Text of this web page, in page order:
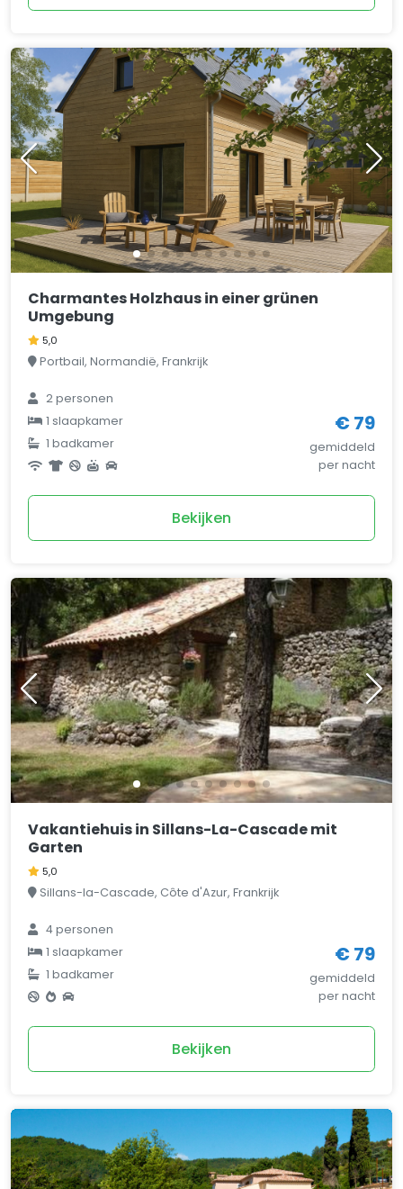
Charmantes Holzhaus in einer grünen
Umgebung
5,0
Portbail, Normandië, Frankrijk
2 personen
1 slaapkamer
1 badkamer
€ 79
gemiddeld
per nacht
Bekijken
Vakantiehuis in Sillans-La-Cascade mit
Garten
5,0
Sillans-la-Cascade, Côte d'Azur, Frankrijk
4 personen
1 slaapkamer
1 badkamer
€ 79
gemiddeld
per nacht
Bekijken